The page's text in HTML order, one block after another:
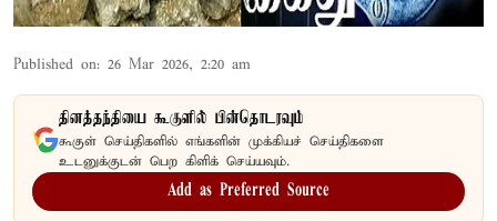
Published on: 26 Mar 2026, 2:20 am
தினத்தந்தியை கூகுளில் பின்தொடரவும்
கூகுள் செய்திகளில் எங்களின் முக்கியச் செய்திகளை
உடனுக்குடன் பெற கிளிக் செய்யவும்.
Add as Preferred Source